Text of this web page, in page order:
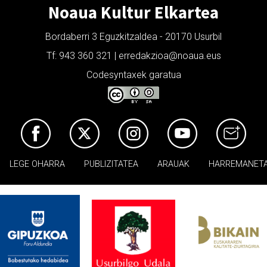
Noaua Kultur Elkartea
Bordaberri 3 Eguzkitzaldea - 20170 Usurbil
Tf: 943 360 321 | erredakzioa@noaua.eus
Codesyntaxek garatua
LEGE OHARRA PUBLIZITATEA ARAUAK